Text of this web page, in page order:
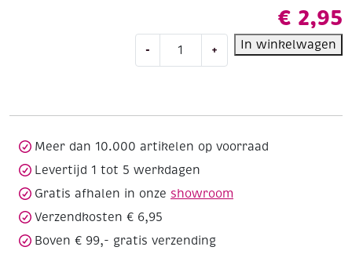
€ 2,95
-
aantal
+ In winkelwagen
Meer dan 10.000 artikelen op voorraad
Levertijd 1 tot 5 werkdagen
Gratis afhalen in onze showroom
Verzendkosten € 6,95
Boven € 99,- gratis verzending